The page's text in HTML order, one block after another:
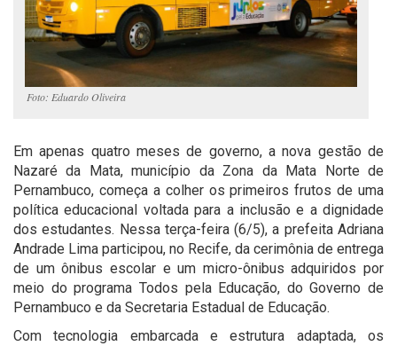
Foto: Eduardo Oliveira
Em apenas quatro meses de governo, a nova gestão de
Nazaré da Mata, município da Zona da Mata Norte de
Pernambuco, começa a colher os primeiros frutos de uma
política educacional voltada para a inclusão e a dignidade
dos estudantes. Nessa terça-feira (6/5), a prefeita Adriana
Andrade Lima participou, no Recife, da cerimônia de entrega
de um ônibus escolar e um micro-ônibus adquiridos por
meio do programa Todos pela Educação, do Governo de
Pernambuco e da Secretaria Estadual de Educação.
Com tecnologia embarcada e estrutura adaptada, os